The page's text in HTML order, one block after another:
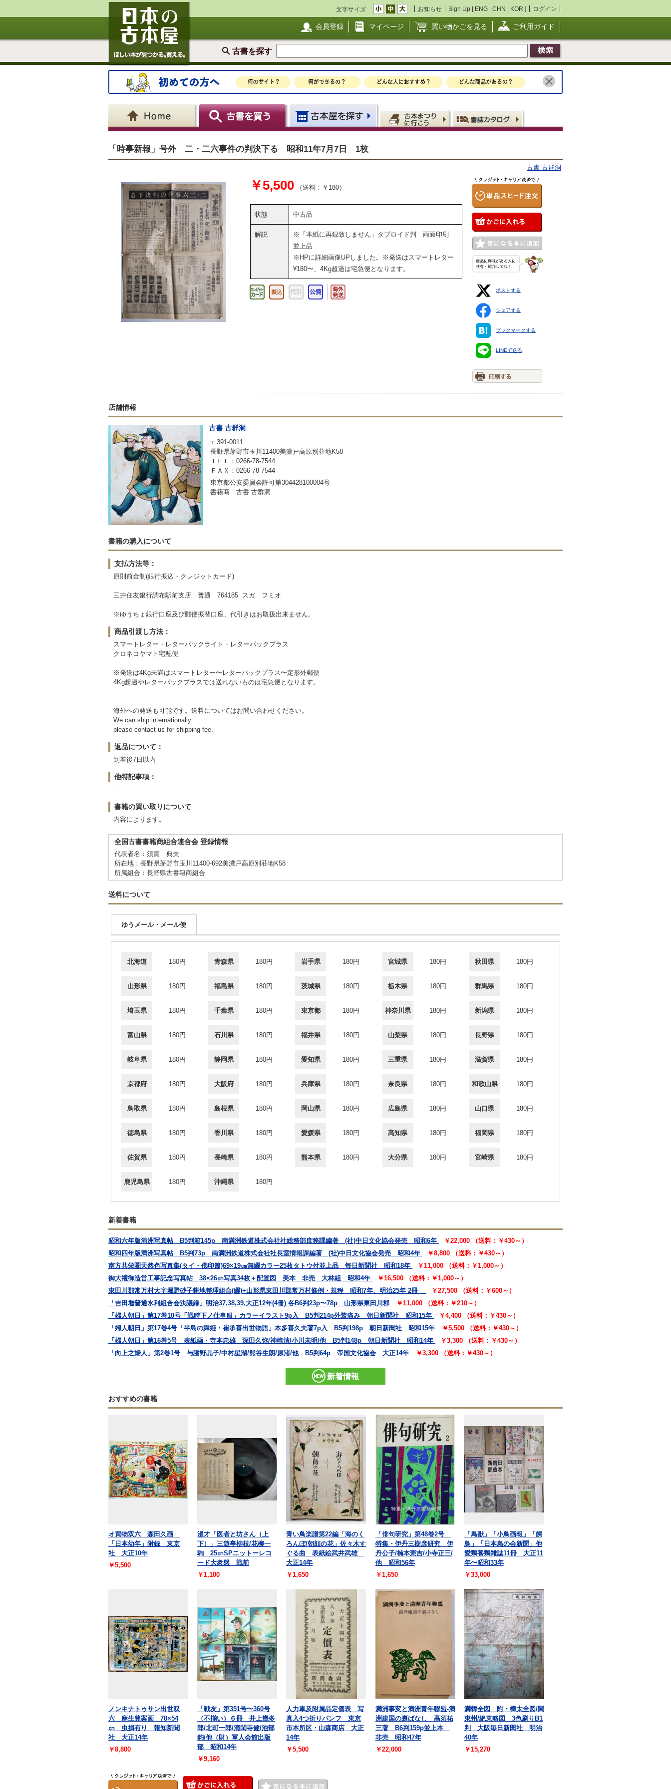
文字サイズ お知らせ Sign Up [ ENG | CHN | KOR ] ログイン
会員登録 マイページ 買い物かごを見る ご利用ガイド
古書を探す
「時事新報」号外 二・二六事件の判決下る 昭和11年7月7日 1枚
古書 古群洞
￥5,500 （送料：￥180）
状態 中古品
解説
※「本紙に再録致しません」タブロイド判 両面印刷
並上品
※HPに詳細画像UPしました。※発送はスマートレター
¥180〜、4Kg超過は宅急便となります。
ポストする
シェアする
ブックマークする
LINEで送る
店舗情報
古書 古群洞
〒391-0011
長野県茅野市玉川11400美濃戸高原別荘地K58
ＴＥＬ：0266-78-7544
ＦＡＸ：0266-78-7544
東京都公安委員会許可第304428100004号
書籍商 古書 古群洞
書籍の購入について
支払方法等：
原則前金制(銀行振込・クレジットカード)
三井住友銀行調布駅前支店 普通 764185 スガ フミオ
※ゆうちょ銀行口座及び郵便振替口座、代引きはお取扱出来ません。
商品引渡し方法：
スマートレター・レターパックライト・レターパックプラス
クロネコヤマト宅配便
※発送は4Kg未満はスマートレター〜レターパックプラス〜定形外郵便
4Kg超過やレターパックプラスでは送れないものは宅急便となります。
海外への発送も可能です。送料についてはお問い合わせください。
We can ship internationally
please contact us for shipping fee.
返品について：
到着後7日以内
他特記事項：
-
書籍の買い取りについて
内容によります。
全国古書書籍商組合連合会 登録情報
代表者名：須賀 典夫
所在地：長野県茅野市玉川11400-692美濃戸高原別荘地K58
所属組合：長野県古書籍商組合
送料について
ゆうメール・メール便
北海道 180円 青森県 180円 岩手県 180円 宮城県 180円 秋田県 180円
山形県 180円 福島県 180円 茨城県 180円 栃木県 180円 群馬県 180円
埼玉県 180円 千葉県 180円 東京都 180円 神奈川県 180円 新潟県 180円
富山県 180円 石川県 180円 福井県 180円 山梨県 180円 長野県 180円
岐阜県 180円 静岡県 180円 愛知県 180円 三重県 180円 滋賀県 180円
京都府 180円 大阪府 180円 兵庫県 180円 奈良県 180円 和歌山県 180円
鳥取県 180円 島根県 180円 岡山県 180円 広島県 180円 山口県 180円
徳島県 180円 香川県 180円 愛媛県 180円 高知県 180円 福岡県 180円
佐賀県 180円 長崎県 180円 熊本県 180円 大分県 180円 宮崎県 180円
鹿児島県 180円 沖縄県 180円
新着書籍
昭和六年版満洲写真帖 B5判箱145p 南満洲鉄道株式会社社総務部庶務課編著 (社)中日文化協会発売 昭和6年
￥22,000 （送料：￥430～）
昭和四年版満洲写真帖 B5判73p 南満洲鉄道株式会社社長室情報課編著 (社)中日文化協会発売 昭和4年
￥8,800 （送料：￥430～）
南方共栄圏天然色写真集(タイ・佛印篇)69×19㎝無綴カラー25枚タトウ付並上品 毎日新聞社 昭和18年
￥11,000 （送料：￥1,000～）
御大禮御造営工事記念写真帖 38×26㎝写真34枚＋配置図 美本 非売 大林組 昭和4年
￥16,500 （送料：￥1,000～）
東田川郡常万村大字堀野砂子耕地整理組合(綴)+山形県東田川郡常万村條例・規程 昭和7年、明治25年 2冊
￥27,500 （送料：￥600～）
「吉田堰普通水利組合会決議録」明治37,38,39,大正12年(4冊) 各B6判23p〜78p 山形県東田川郡
￥11,000 （送料：￥210～）
「婦人朝日」第17巻10号「戦時下ノ仕事服」カラーイラスト9p入 B5判214p外装痛み 朝日新聞社 昭和15年
￥4,400 （送料：￥430～）
「婦人朝日」第17巻4号「半島の舞姫・崔承喜出世物語」本多喜久夫著7p入 B5判198p 朝日新聞社 昭和15年
￥5,500 （送料：￥430～）
「婦人朝日」第16巻5号 表紙画・寺本忠雄 深田久弥/神崎清/小川未明/他 B5判148p 朝日新聞社 昭和14年
￥3,300 （送料：￥430～）
「向上之婦人」第2巻1号 与謝野晶子/中村星湖/熊谷生朗/原渚/他 B5判64p 帝国文化協会 大正14年
￥3,300 （送料：￥430～）
新着情報
おすすめの書籍
オ買物双六 森田久画
「日本幼年」附録 東京
社 大正10年
￥5,500
漫才「医者と坊さん（上
下）」三遊亭柳枝/花柳一
駒 25㎝SPニットーレコ
ード大衆盤 戦前
￥1,100
青い鳥楽譜第22編「海のく
ろんぼ/朝顔の花」佐々木す
ぐる曲 表紙絵武井武雄
大正14年
￥1,650
「俳句研究」第48巻2号
特集・伊丹三樹彦研究 伊
丹公子/楠本憲吉/小寺正三/
他 昭和56年
￥1,650
「鳥獣」「小鳥画報」「飼
鳥」「日本鳥の会新聞」他
愛鶏養鶏雑誌11冊 大正11
年〜昭和33年
￥33,000
ノンキナトゥサン出世双
六 麻生豊案画 78×54
㎝ 虫損有り 報知新聞
社 大正14年
￥8,800
「戦友」第351号〜360号
（不揃い）６冊 井上幾多
郎/北町一郎/清閑寺健/池部
鈞/他（財）軍人会館出版
部 昭和14年
￥9,160
人力車及附属品定価表 写
真入4つ折りパンフ 東京
市本所区・山森商店 大正
14年
￥5,500
満洲事変と満洲青年聯盟-満
洲建国の裏ばなし 高須祐
三著 B6判159p並上本
非売 昭和47年
￥22,000
満韓全図 附・樺太全図/関
東州/絶東略図 3色刷りB1
判 大阪毎日新聞社 明治
40年
￥15,270